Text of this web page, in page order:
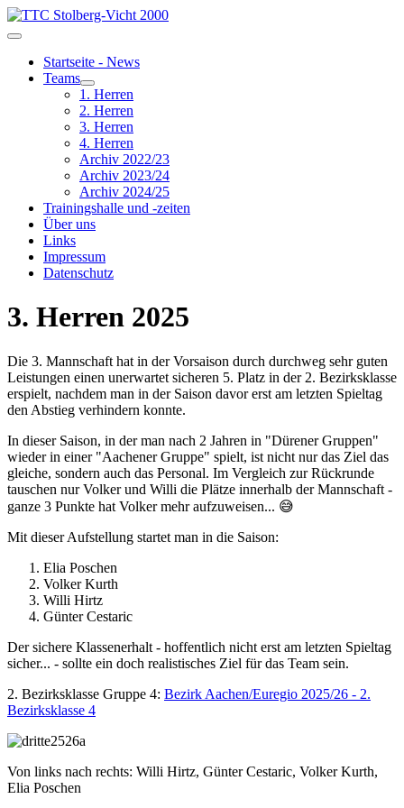
Startseite - News
Teams
1. Herren
2. Herren
3. Herren
4. Herren
Archiv 2022/23
Archiv 2023/24
Archiv 2024/25
Trainingshalle und -zeiten
Über uns
Links
Impressum
Datenschutz
3. Herren 2025
Die 3. Mannschaft hat in der Vorsaison durch durchweg sehr guten
Leistungen einen unerwartet sicheren 5. Platz in der 2. Bezirksklasse
erspielt, nachdem man in der Saison davor erst am letzten Spieltag
den Abstieg verhindern konnte.
In dieser Saison, in der man nach 2 Jahren in "Dürener Gruppen"
wieder in einer "Aachener Gruppe" spielt, ist nicht nur das Ziel das
gleiche, sondern auch das Personal. Im Vergleich zur Rückrunde
tauschen nur Volker und Willi die Plätze innerhalb der Mannschaft -
ganze 3 Punkte hat Volker mehr aufzuweisen... 😅
Mit dieser Aufstellung startet man in die Saison:
Elia Poschen
Volker Kurth
Willi Hirtz
Günter Cestaric
Der sichere Klassenerhalt - hoffentlich nicht erst am letzten Spieltag
sicher... - sollte ein doch realistisches Ziel für das Team sein.
2. Bezirksklasse Gruppe 4: Bezirk Aachen/Euregio 2025/26 - 2.
Bezirksklasse 4
Von links nach rechts: Willi Hirtz, Günter Cestaric, Volker Kurth,
Elia Poschen